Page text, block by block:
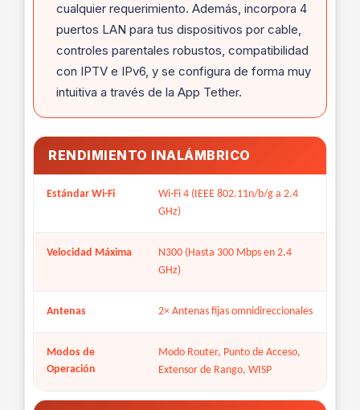
cualquier requerimiento. Además, incorpora 4
puertos LAN para tus dispositivos por cable,
controles parentales robustos, compatibilidad
con IPTV e IPv6, y se configura de forma muy
intuitiva a través de la App Tether.
RENDIMIENTO INALÁMBRICO
Estándar Wi-Fi
Wi-Fi 4 (IEEE 802.11n/b/g a 2.4
GHz)
Velocidad Máxima
N300 (Hasta 300 Mbps en 2.4
GHz)
Antenas 2× Antenas fijas omnidireccionales
Modos de
Operación
Modo Router, Punto de Acceso,
Extensor de Rango, WISP